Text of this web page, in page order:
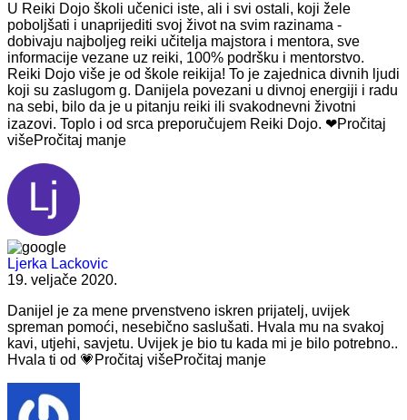
U Reiki Dojo školi učenici iste, ali i svi ostali, koji žele
poboljšati i unaprijediti svoj život na svim razinama -
dobivaju najboljeg reiki učitelja majstora i mentora, sve
informacije vezane uz reiki, 100% podršku i mentorstvo.
Reiki Dojo više je od škole reikija! To je zajednica divnih ljudi
koji su zaslugom g. Danijela povezani u divnoj energiji i radu
na sebi, bilo da je u pitanju reiki ili svakodnevni životni
izazovi. Toplo i od srca preporučujem Reiki Dojo. ❤Pročitaj
višePročitaj manje
Ljerka Lackovic
19. veljače 2020.
Danijel je za mene prvenstveno iskren prijatelj, uvijek
spreman pomoći, nesebično saslušati. Hvala mu na svakoj
kavi, utjehi, savjetu. Uvijek je bio tu kada mi je bilo potrebno..
Hvala ti od 💗 Pročitaj višePročitaj manje